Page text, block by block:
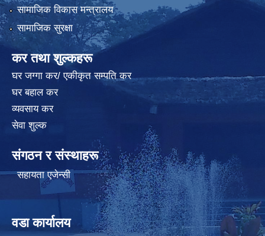
सामाजिक विकास मन्त्रालय
सामाजिक सुरक्षा
कर तथा शुल्कहरू
घर जग्गा कर/ एकीकृत सम्पति कर
घर बहाल कर
व्यवसाय कर
सेवा शुल्क
संगठन र संस्थाहरू
सहायता एजेन्सी
वडा कार्यालय